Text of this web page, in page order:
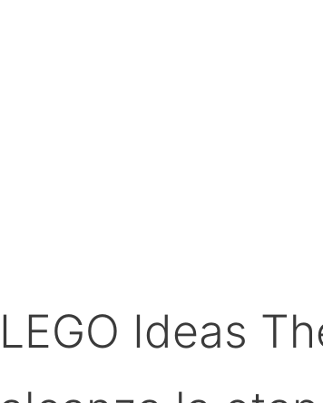
LEGO Ideas